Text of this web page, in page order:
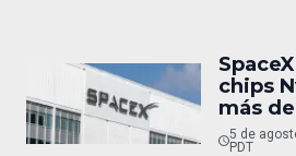
chips
más
5 de
PDT